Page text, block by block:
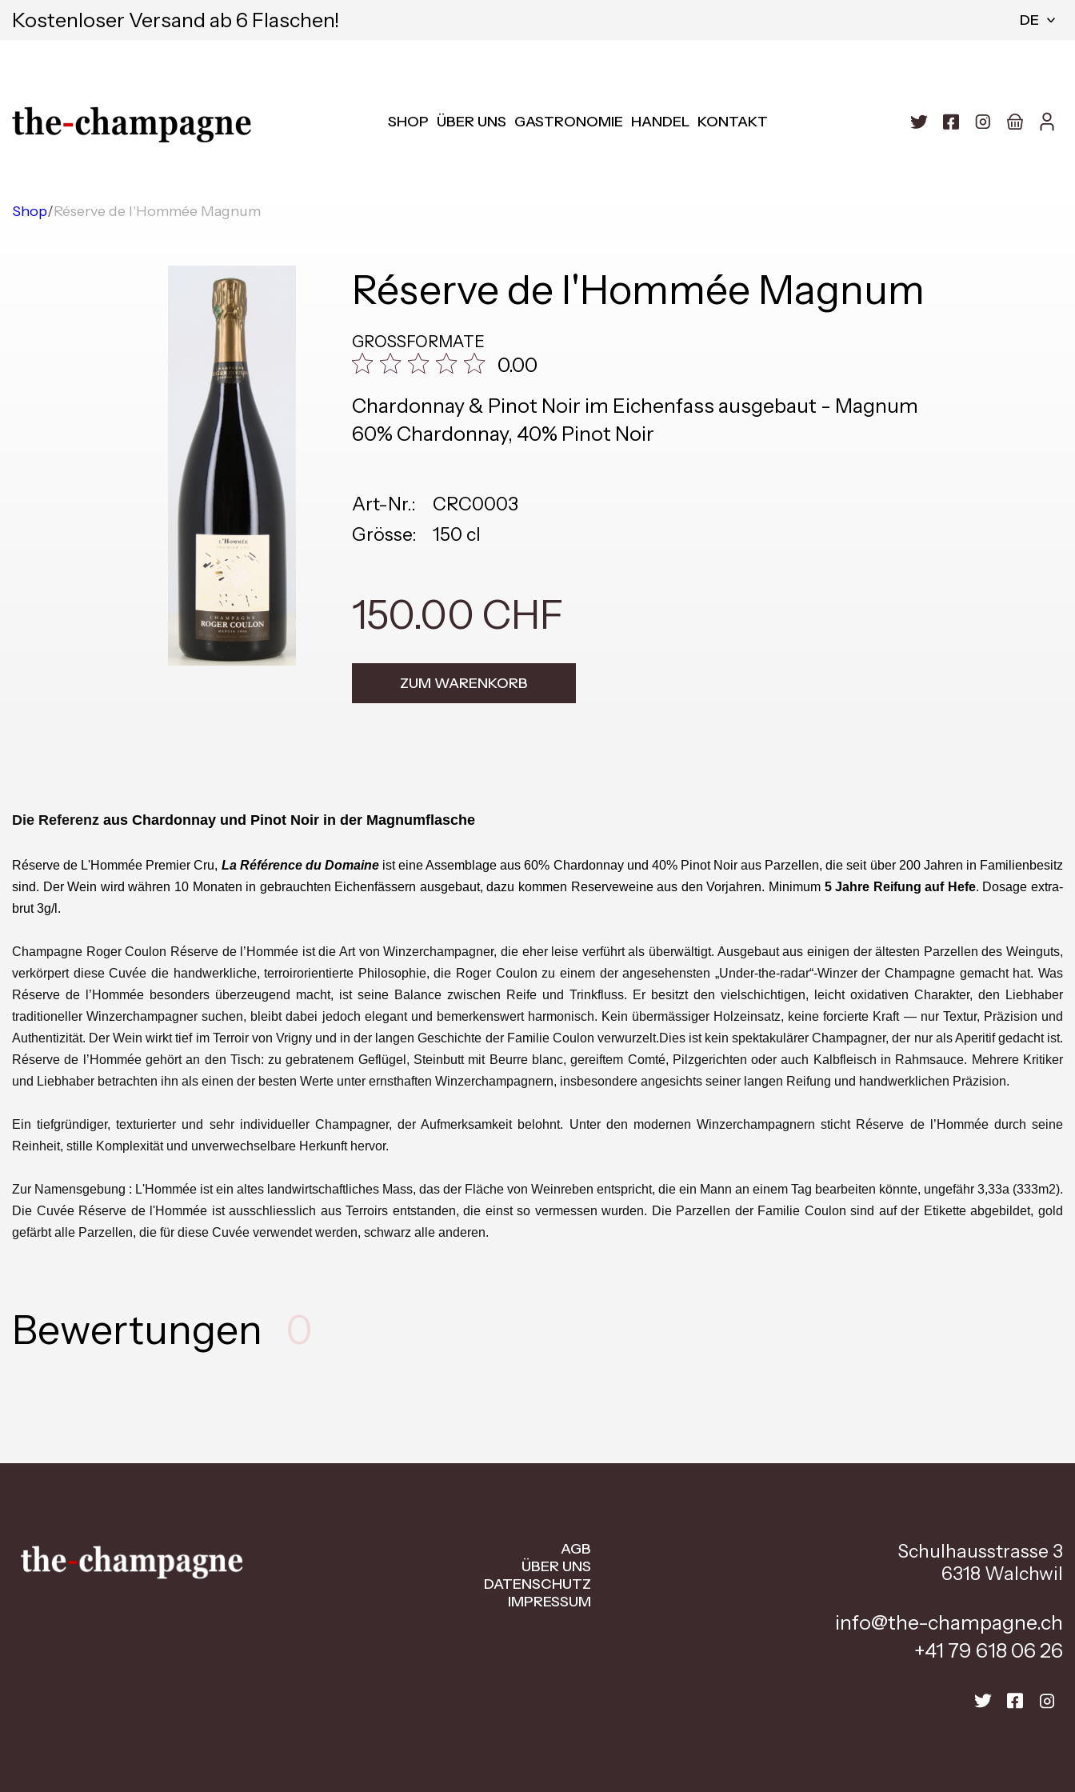
Kostenloser Versand ab 6 Flaschen! DE
SHOP ÜBER UNS GASTRONOMIE HANDEL KONTAKT
Shop/Réserve de l'Hommée Magnum
Réserve de l'Hommée Magnum
GROSSFORMATE
0.00
Chardonnay & Pinot Noir im Eichenfass ausgebaut - Magnum
60% Chardonnay, 40% Pinot Noir
Art-Nr.:
CRC0003
Grösse:
150 cl
150.00 CHF
ZUM WARENKORB
Die Referenz aus Chardonnay und Pinot Noir in der Magnumflasche
Réserve de L'Hommée Premier Cru, La Référence du Domaineisteine Assemblage aus 60% Chardonnay und 40% Pinot Noir aus Parzellen, die seit über 200 Jahren in Familienbesitz
sind. Der Wein wird währen 10 Monaten in gebrauchten Eichenfässern ausgebaut, dazu kommen Reserveweine aus den Vorjahren. Minimum 5 Jahre Reifung auf Hefe. Dosage extra-
brut 3g/l.
Champagne Roger Coulon Réserve de l’Hommée ist die Art von Winzerchampagner, die eher leise verführt als überwältigt. Ausgebaut aus einigen der ältesten Parzellen des Weinguts,
verkörpert diese Cuvée die handwerkliche, terroirorientierte Philosophie, die Roger Coulon zu einem der angesehensten „Under-the-radar“-Winzer der Champagne gemacht hat. Was
Réserve de l’Hommée besonders überzeugend macht, ist seine Balance zwischen Reife und Trinkfluss. Er besitzt den vielschichtigen, leicht oxidativen Charakter, den Liebhaber
traditioneller Winzerchampagner suchen, bleibt dabei jedoch elegant und bemerkenswert harmonisch. Kein übermässiger Holzeinsatz, keine forcierte Kraft — nur Textur, Präzision und
Authentizität. Der Wein wirkt tief im Terroir von Vrigny und in der langen Geschichte der Familie Coulon verwurzelt.Dies ist kein spektakulärer Champagner, der nur als Aperitif gedacht ist.
Réserve de l’Hommée gehört an den Tisch: zu gebratenem Geflügel, Steinbutt mit Beurre blanc, gereiftem Comté, Pilzgerichten oder auch Kalbfleisch in Rahmsauce. Mehrere Kritiker
und Liebhaber betrachten ihn als einen der besten Werte unter ernsthaften Winzerchampagnern, insbesondere angesichts seiner langen Reifung und handwerklichen Präzision.
Ein tiefgründiger, texturierter und sehr individueller Champagner, der Aufmerksamkeit belohnt. Unter den modernen Winzerchampagnern sticht Réserve de l’Hommée durch seine
Reinheit, stille Komplexität und unverwechselbare Herkunft hervor.
Zur Namensgebung : L'Hommée ist ein altes landwirtschaftliches Mass, das der Fläche von Weinreben entspricht, die ein Mann an einem Tag bearbeiten könnte, ungefähr 3,33a (333m2).
Die Cuvée Réserve de l'Hommée ist ausschliesslich aus Terroirs entstanden, die einst so vermessen wurden. Die Parzellen der Familie Coulon sind auf der Etikette abgebildet, gold
gefärbt alle Parzellen, die für diese Cuvée verwendet werden, schwarz alle anderen.
Bewertungen 0
AGB
ÜBER UNS
DATENSCHUTZ
IMPRESSUM
Schulhausstrasse 3
6318 Walchwil
info@the-champagne.ch
+41 79 618 06 26